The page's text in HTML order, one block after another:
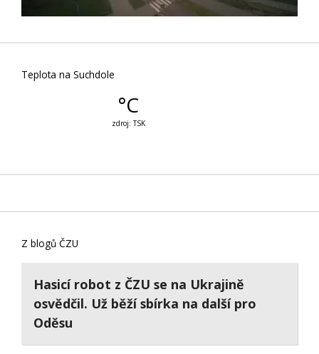
Teplota na Suchdole
Z blogů ČZU
Hasicí robot z ČZU se na Ukrajině
osvědčil. Už běží sbírka na další pro
Oděsu